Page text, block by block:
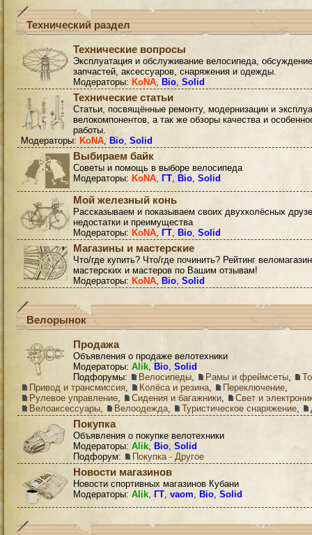
Технический раздел
Технические вопросы
Эксплуатация и обслуживание велосипеда, обсуждение
запчастей, аксессуаров, снаряжения и одежды.
Модераторы: KoNA, Bio, Solid
Технические статьи
Статьи, посвящённые ремонту, модернизации и
велокомпонентов, а так же обзоры качества и
работы.
Модераторы: KoNA, Bio, Solid
Выбираем байк
Советы и помощь в выборе велосипеда
Модераторы: KoNA, ГТ, Bio, Solid
Мой железный конь
Рассказываем и показываем своих двухколёсных
недостатки и преимущества
Модераторы: KoNA, ГТ, Bio, Solid
Магазины и мастерские
Что/где купить? Что/где починить? Рейтинг
мастерских и мастеров по Вашим отзывам!
Модераторы: KoNA, Bio, Solid
Велорынок
Продажа
Объявления о продаже велотехники
Модераторы: Alik, Bio, Solid
Подфорумы:
Велосипеды, Рамы и фреймсеты,
Привод и трансмиссия, Колёса и резина, Переключение,
Рулевое управление, Сидения и багажники,
Свет и
Велоаксессуары, Велоодежда, Туристическое снаряжение,
Покупка
Объявления о покупке велотехники
Модераторы: Alik, Bio, Solid
Подфорум:
Покупка - Другое
Новости магазинов
Новости спортивных магазинов Кубани
Модераторы: Alik, ГТ, vaom, Bio, Solid